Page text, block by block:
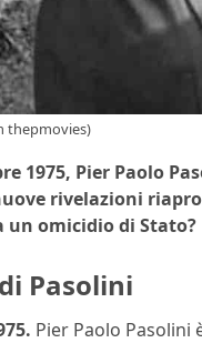
thepmovies)
1975, Pier Paolo
rivelazioni
omicidio di Stato?
Pasolini
Pier Paolo Pasolini